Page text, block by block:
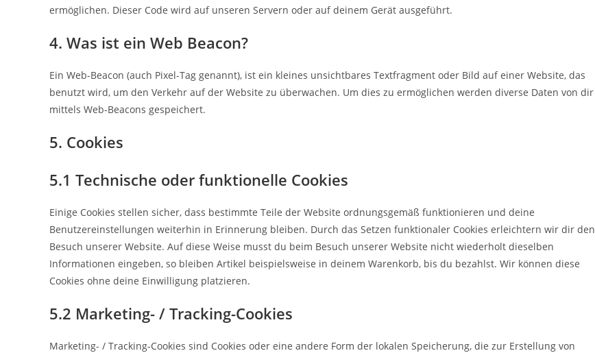
ermöglichen. Dieser Code wird auf unseren Servern oder auf deinem Gerät ausgeführt.
4. Was ist ein Web Beacon?
Ein Web-Beacon (auch Pixel-Tag genannt), ist ein kleines unsichtbares Textfragment oder Bild auf einer Website, das
benutzt wird, um den Verkehr auf der Website zu überwachen. Um dies zu ermöglichen werden diverse Daten von dir
mittels Web-Beacons gespeichert.
5. Cookies
5.1 Technische oder funktionelle Cookies
Einige Cookies stellen sicher, dass bestimmte Teile der Website ordnungsgemäß funktionieren und deine
Benutzereinstellungen weiterhin in Erinnerung bleiben. Durch das Setzen funktionaler Cookies erleichtern wir dir den
Besuch unserer Website. Auf diese Weise musst du beim Besuch unserer Website nicht wiederholt dieselben
Informationen eingeben, so bleiben Artikel beispielsweise in deinem Warenkorb, bis du bezahlst. Wir können diese
Cookies ohne deine Einwilligung platzieren.
5.2 Marketing- / Tracking-Cookies
Marketing- / Tracking-Cookies sind Cookies oder eine andere Form der lokalen Speicherung, die zur Erstellung von